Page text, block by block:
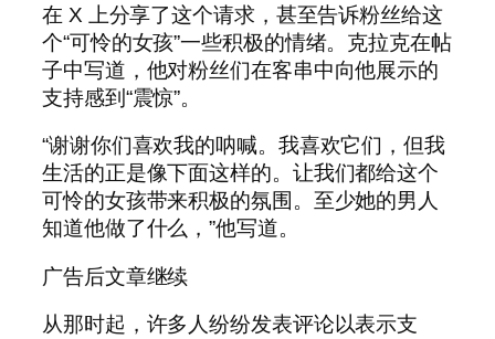
在 X 上分享了这个请求，甚至告诉粉丝给这
个“可怜的女孩”一些积极的情绪。克拉克在帖
子中写道，他对粉丝们在客串中向他展示的
支持感到“震惊”。
“谢谢你们喜欢我的呐喊。我喜欢它们，但我
生活的正是像下面这样的。让我们都给这个
可怜的女孩带来积极的氛围。至少她的男人
知道他做了什么，”他写道。
广告后文章继续
从那时起，许多人纷纷发表评论以表示支